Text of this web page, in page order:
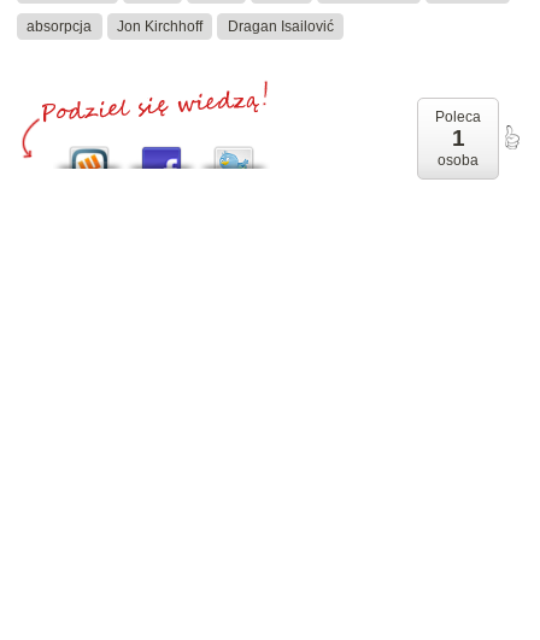
absorpcja Jon Kirchhoff Dragan Isailović
Poleca
1
osoba